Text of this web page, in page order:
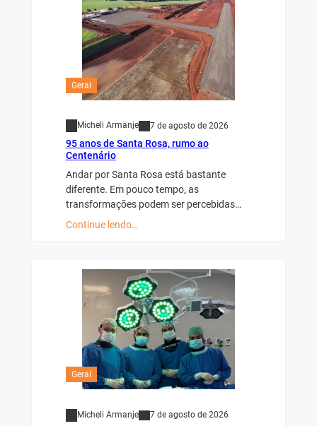
Geral
Micheli Armanje 7 de agosto de 2026
95 anos de Santa Rosa, rumo ao
Centenário
Andar por Santa Rosa está bastante
diferente. Em pouco tempo, as
transformações podem ser percebidas…
Continue lendo…
Geral
Micheli Armanje 7 de agosto de 2026